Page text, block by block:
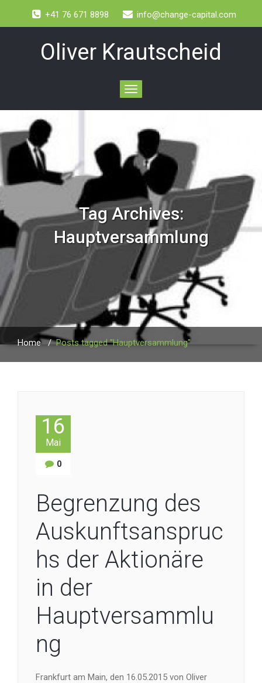
+41 76 671 8898 info@change-capital.com
Oliver Krautscheid
Toggle
navigation
Tag Archives:
Hauptversammlung
Home/Posts tagged "Hauptversammlung"
16
Mai
0
Begrenzung des
Auskunftsanspruc
hs der Aktionäre
in der
Hauptversammlu
ng
Frankfurt am Main, den 16.05.2015 von Oliver